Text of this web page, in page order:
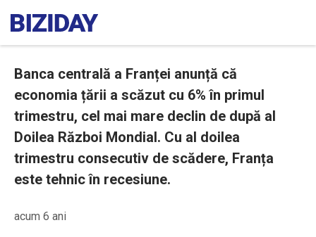
Banca centrală a Franței anunță că
economia țării a scăzut cu 6% în primul
trimestru, cel mai mare declin de după al
Doilea Război Mondial. Cu al doilea
trimestru consecutiv de scădere, Franța
este tehnic în recesiune.
acum 6 ani